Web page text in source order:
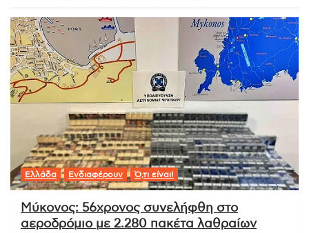
Ελλάδα Ενδιαφέρουν Ό,τι είναι!
Μύκονος: 56χρονος συνελήφθη στο
αεροδρόμιο με 2.280 πακέτα λαθραίων